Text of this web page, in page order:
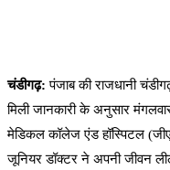
चंडीगढ़: पंजाब की राजधानी
मिली जानकारी के अनुसार
मेडिकल कॉलेज एंड हॉस्पिटल
जूनियर डॉक्टर ने अपनी जीवन